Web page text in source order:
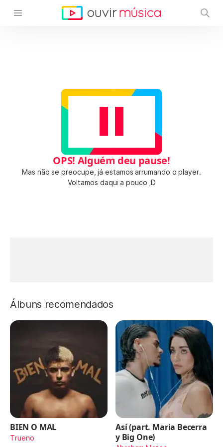
OPS! Alguém deu pause!
Mas não se preocupe, já estamos arrumando o player.
Voltamos daqui a pouco ;D
Álbuns recomendados
BIEN O MAL
Trueno
Así (part. Maria Becerra
y Big One)